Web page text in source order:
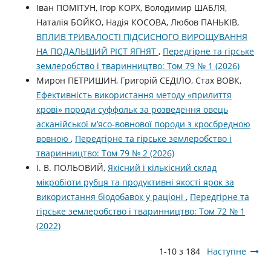
Іван ПОМІТУН, Ігор КОРХ, Володимир ШАБЛЯ,
Наталія БОЙКО, Надія КОСОВА, Любов ПАНЬКІВ,
ВПЛИВ ТРИВАЛОСТІ ПІДСИСНОГО ВИРОЩУВАННЯ
НА ПОДАЛЬШИЙ РІСТ ЯГНЯТ , Передгірне та гірське
землеробство і тваринництво: Том 79 № 1 (2026)
Мирон ПЕТРИШИН, Григорій СЕДІЛО, Стах ВОВК,
Ефективність використання методу «прилиття
крові» породи суффольк за розведення овець
асканійської м’ясо-вовнової породи з кросбредною
вовною , Передгірне та гірське землеробство і
тваринництво: Том 79 № 2 (2026)
І. В. ПОЛЬОВИЙ, Якісний і кількісний склад
мікробіоти рубця та продуктивні якості ярок за
використання біодобавок у раціоні , Передгірне та
гірське землеробство і тваринництво: Том 72 № 1
(2022)
1-10 з 184 Наступне